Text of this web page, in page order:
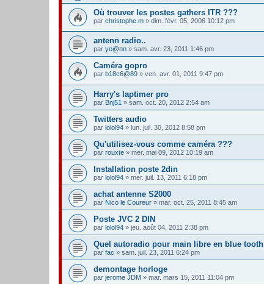
Où trouver les postes gathers ITR ???
par christophe.m » dim. févr. 05, 2006 10:12 pm
antenn radio..
par yo@nn » sam. avr. 23, 2011 1:46 pm
Caméra gopro
par b18c6@89 » ven. avr. 01, 2011 9:47 pm
Harry's laptimer pro
par Bnj51 » sam. oct. 20, 2012 2:54 am
Twitters audio
par lolol94 » lun. juil. 30, 2012 8:58 pm
Qu'utilisez-vous comme caméra ???
par rouxte » mer. mai 09, 2012 10:19 am
Installation poste 2din
par lolol94 » mer. juil. 13, 2011 6:18 pm
achat antenne S2000
par Nico le Coureur » mar. oct. 25, 2011 8:45 am
Poste JVC 2 DIN
par lolol94 » jeu. août 04, 2011 2:38 pm
Quel autoradio pour main libre en blue tooth
par fac » sam. juil. 23, 2011 6:24 pm
demontage horloge
par jerome JDM » mar. mars 15, 2011 11:04 pm